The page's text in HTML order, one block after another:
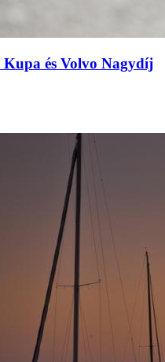
és Volvo Nagydíj